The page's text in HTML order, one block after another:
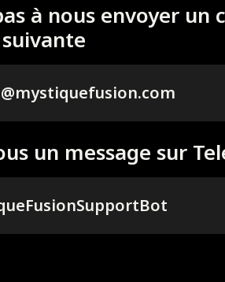
à nous envoyer un
un message sur